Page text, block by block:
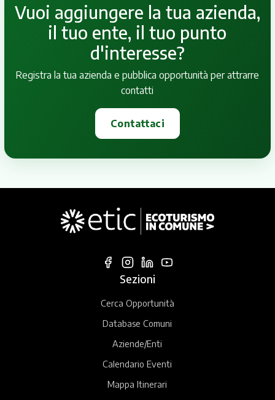
Vuoi aggiungere la tua azienda,
il tuo ente, il tuo punto
d'interesse?
Registra la tua azienda e pubblica opportunità per attrarre
contatti
Contattaci
Sezioni
Cerca Opportunità
Database Comuni
Aziende/Enti
Calendario Eventi
Mappa Itinerari